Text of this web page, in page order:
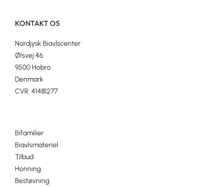
KONTAKT OS
Nordjysk Biavlscenter
Ølsvej 46
9500 Hobro
Denmark
CVR: 41481277
Bifamilier
Biavlsmateriel
Tilbud
Honning
Bestøvning